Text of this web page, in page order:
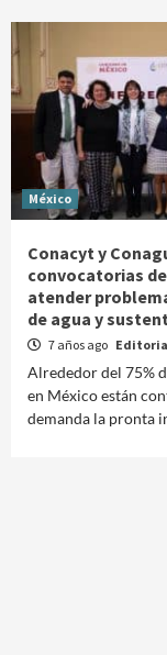
México
Conacyt y
convocatorias
atender
de agua y
7 años ago
Alrededor del 75%
en México están
demanda la pronta